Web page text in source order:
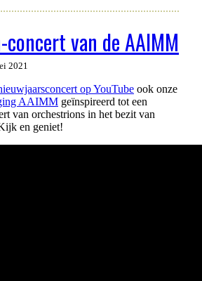
van de AAIMM
2021
op YouTube ook onze
AAIMM geïnspireerd tot een
van orchestrions in het bezit van
en geniet!